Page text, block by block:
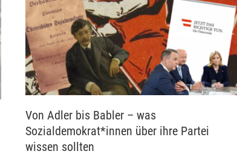
Von Adler bis Babler – was
Sozialdemokrat*innen über ihre Partei
wissen sollten